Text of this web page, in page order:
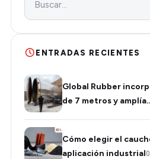
ENTRADAS RECIENTES
Global Rubber
de 7 metros y
Cómo elegir el
aplicación industrial